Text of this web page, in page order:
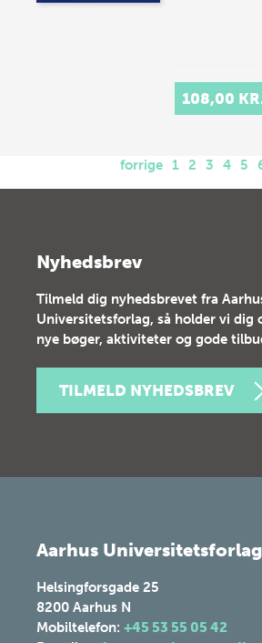
108,00
forrige 1 2 3 4 5
Nyhedsbrev
Tilmeld dig nyhedsbrevet fra
Universitetsforlag, så holder vi dig
nye bøger, aktiviteter og gode
TILMELD NYHEDSBREV
Aarhus Universitetsforlag
Helsingforsgade 25
8200 Aarhus N
Mobiltelefon: +45 53 55 05 42